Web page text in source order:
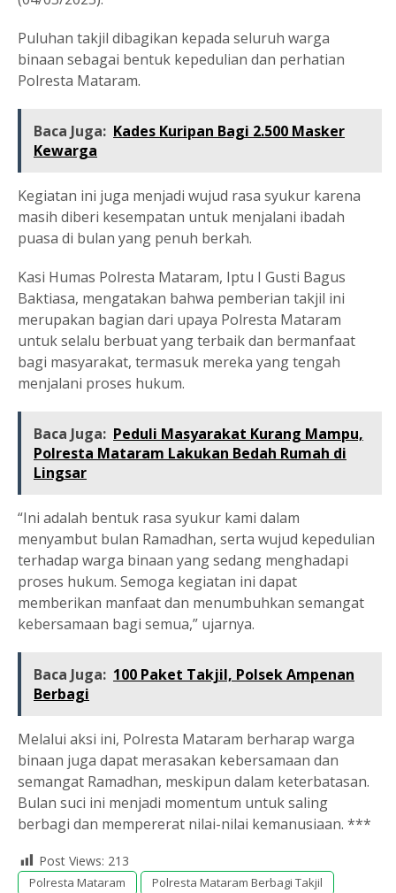
Puluhan takjil dibagikan kepada seluruh warga
binaan sebagai bentuk kepedulian dan perhatian
Polresta Mataram.
Baca Juga: Kades Kuripan Bagi 2.500 Masker
Kewarga
Kegiatan ini juga menjadi wujud rasa syukur karena
masih diberi kesempatan untuk menjalani ibadah
puasa di bulan yang penuh berkah.
Kasi Humas Polresta Mataram, Iptu I Gusti Bagus
Baktiasa, mengatakan bahwa pemberian takjil ini
merupakan bagian dari upaya Polresta Mataram
untuk selalu berbuat yang terbaik dan bermanfaat
bagi masyarakat, termasuk mereka yang tengah
menjalani proses hukum.
Baca Juga: Peduli Masyarakat Kurang Mampu,
Polresta Mataram Lakukan Bedah Rumah di
Lingsar
“Ini adalah bentuk rasa syukur kami dalam
menyambut bulan Ramadhan, serta wujud kepedulian
terhadap warga binaan yang sedang menghadapi
proses hukum. Semoga kegiatan ini dapat
memberikan manfaat dan menumbuhkan semangat
kebersamaan bagi semua,” ujarnya.
Baca Juga: 100 Paket Takjil, Polsek Ampenan
Berbagi
Melalui aksi ini, Polresta Mataram berharap warga
binaan juga dapat merasakan kebersamaan dan
semangat Ramadhan, meskipun dalam keterbatasan.
Bulan suci ini menjadi momentum untuk saling
berbagi dan mempererat nilai-nilai kemanusiaan. ***
Post Views: 213
Polresta Mataram Polresta Mataram Berbagi Takjil